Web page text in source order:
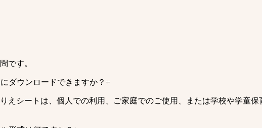
です。
ダウンロードできますか？ +
えシートは、個人での利用、ご家庭でのご使用、または学校や学童